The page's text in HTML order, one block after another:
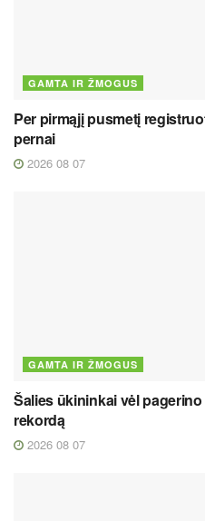
GAMTA IR ŽMOGUS
Per pirmąjį pusmetį
pernai
2026 08 07
GAMTA IR ŽMOGUS
Šalies ūkininkai vėl
rekordą
2026 08 07